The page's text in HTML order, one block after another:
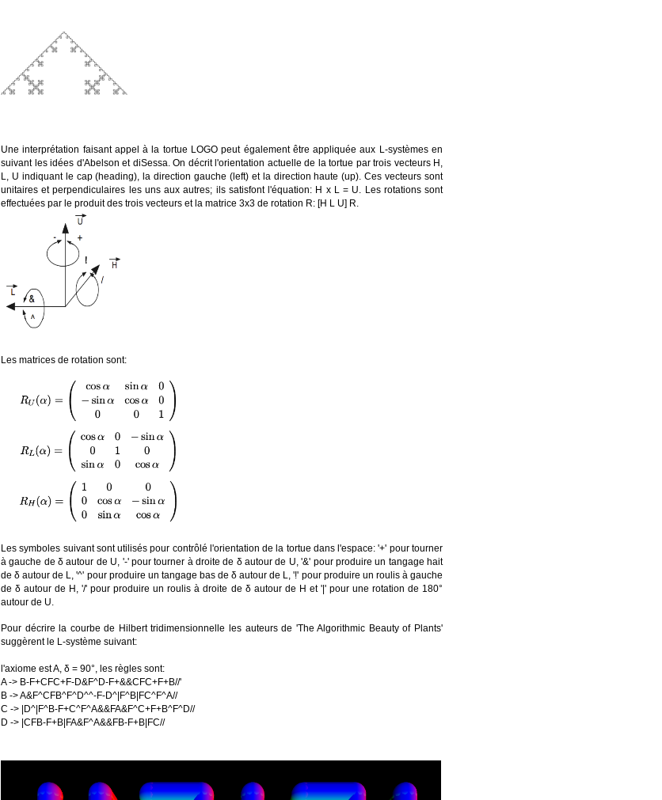
Une interprétation faisant appel à la tortue LOGO peut également être appliquée aux L-systèmes en
suivant les idées d'Abelson et diSessa. On décrit l'orientation actuelle de la tortue par trois vecteurs H,
L, U indiquant le cap (heading), la direction gauche (left) et la direction haute (up). Ces vecteurs sont
unitaires et perpendiculaires les uns aux autres; ils satisfont l'équation: H x L = U. Les rotations sont
effectuées par le produit des trois vecteurs et la matrice 3x3 de rotation R: [H L U] R.
Les matrices de rotation sont:
Les symboles suivant sont utilisés pour contrôlé l'orientation de la tortue dans l'espace: '+' pour tourner
à gauche de δ autour de U, '-' pour tourner à droite de δ autour de U, '&' pour produire un tangage hait
de δ autour de L, '^' pour produire un tangage bas de δ autour de L, '!' pour produire un roulis à gauche
de δ autour de H, '/' pour produire un roulis à droite de δ autour de H et '|' pour une rotation de 180°
autour de U.
Pour décrire la courbe de Hilbert tridimensionnelle les auteurs de 'The Algorithmic Beauty of Plants'
suggèrent le L-système suivant:
l'axiome est A, δ = 90°, les règles sont:
A -> B-F+CFC+F-D&F^D-F+&&CFC+F+B//'
B -> A&F^CFB^F^D^^-F-D^|F^B|FC^F^A//
C -> |D^|F^B-F+C^F^A&&FA&F^C+F+B^F^D//
D -> |CFB-F+B|FA&F^A&&FB-F+B|FC//